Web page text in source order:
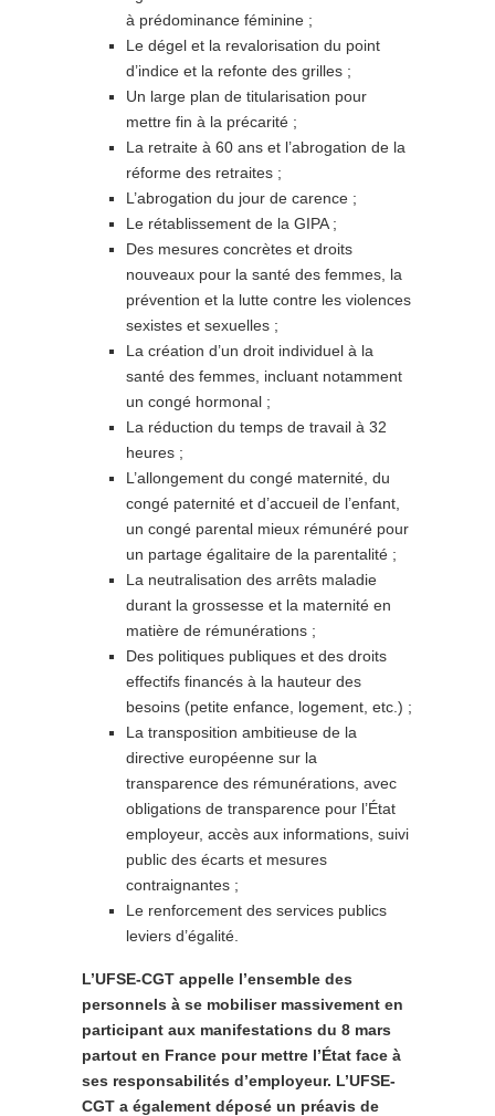
à prédominance féminine ;
Le dégel et la revalorisation du point
d’indice et la refonte des grilles ;
Un large plan de titularisation pour
mettre fin à la précarité ;
La retraite à 60 ans et l’abrogation de la
réforme des retraites ;
L’abrogation du jour de carence ;
Le rétablissement de la GIPA ;
Des mesures concrètes et droits
nouveaux pour la santé des femmes, la
prévention et la lutte contre les violences
sexistes et sexuelles ;
La création d’un droit individuel à la
santé des femmes, incluant notamment
un congé hormonal ;
La réduction du temps de travail à 32
heures ;
L’allongement du congé maternité, du
congé paternité et d’accueil de l’enfant,
un congé parental mieux rémunéré pour
un partage égalitaire de la parentalité ;
La neutralisation des arrêts maladie
durant la grossesse et la maternité en
matière de rémunérations ;
Des politiques publiques et des droits
effectifs financés à la hauteur des
besoins (petite enfance, logement, etc.) ;
La transposition ambitieuse de la
directive européenne sur la
transparence des rémunérations, avec
obligations de transparence pour l’État
employeur, accès aux informations, suivi
public des écarts et mesures
contraignantes ;
Le renforcement des services publics
leviers d’égalité.
L’UFSE-CGT appelle l’ensemble des
personnels à se mobiliser massivement en
participant aux manifestations du 8 mars
partout en France pour mettre l’État face à
ses responsabilités d’employeur. L’UFSE-
CGT a également déposé un préavis de